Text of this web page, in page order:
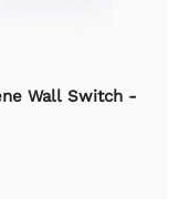
Wall Switch -